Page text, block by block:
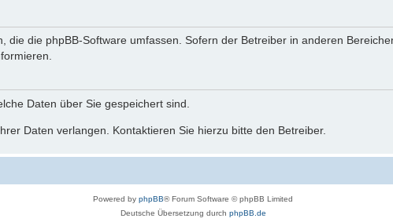
die die phpBB-Software umfassen. Sofern der Betreiber in anderen
Daten über Sie gespeichert sind.
Daten verlangen. Kontaktieren Sie hierzu bitte den Betreiber.
Powered by phpBB® Forum Software © phpBB Limited
Deutsche Übersetzung durch phpBB.de